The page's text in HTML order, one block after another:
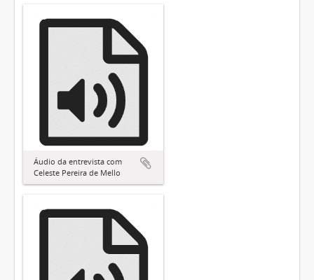
Áudio da entrevista com
Celeste Pereira de Mello